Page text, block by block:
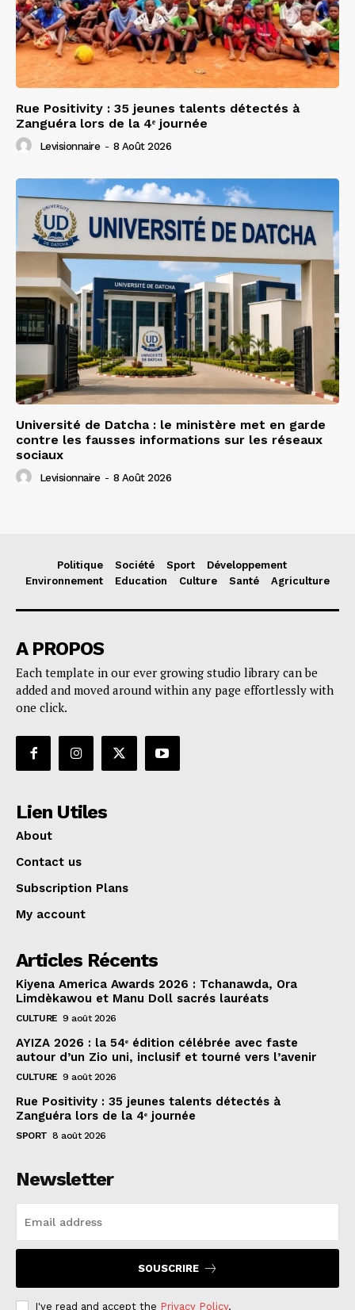
Rue Positivity : 35 jeunes talents détectés à
Zanguéra lors de la 4ᵉ journée
Levisionnaire - 8 Août 2026
Université de Datcha : le ministère met en garde
contre les fausses informations sur les réseaux
sociaux
Levisionnaire - 8 Août 2026
Politique Société Sport
Développement
Environnement
Education Culture Santé Agriculture
A PROPOS
Each template in our ever growing studio library can be
added and moved around within any page effortlessly with
one click.
Lien Utiles
About
Contact us
Subscription Plans
My account
Articles Récents
Kiyena America Awards 2026 : Tchanawda, Ora
Limdèkawou et Manu Doll sacrés lauréats
CULTURE 9 août 2026
AYIZA 2026 : la 54ᵉ édition célébrée avec faste
autour d’un Zio uni, inclusif et tourné vers l’avenir
CULTURE 9 août 2026
Rue Positivity : 35 jeunes talents détectés à
Zanguéra lors de la 4ᵉ journée
SPORT 8 août 2026
Newsletter
SOUSCRIRE
I've read and accept the Privacy Policy.